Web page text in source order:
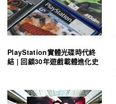
PlayStation實體光碟時代終
結 | 回顧30年遊戲載體進化史